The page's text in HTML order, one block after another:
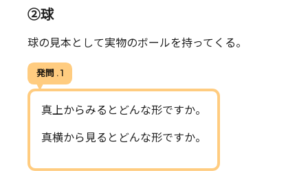
②球
球の見本として実物のボールを持ってくる。
発問 . 1
真上からみるとどんな形ですか。
真横から見るとどんな形ですか。